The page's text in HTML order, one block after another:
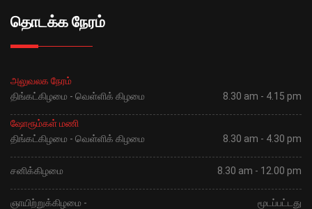
தொடக்க நேரம்
அலுவலக நேரம்
திங்கட்கிழமை - வெள்ளிக் கிழமை
8.30 am - 4.15 pm
ஷோரூம்கள் மணி
திங்கட்கிழமை - வெள்ளிக் கிழமை
8.30 am - 4.30 pm
சனிக்கிழமை 8.30 am - 12.00 pm
ஞாயிற்றுக்கிழமை - மூடப்பட்டது